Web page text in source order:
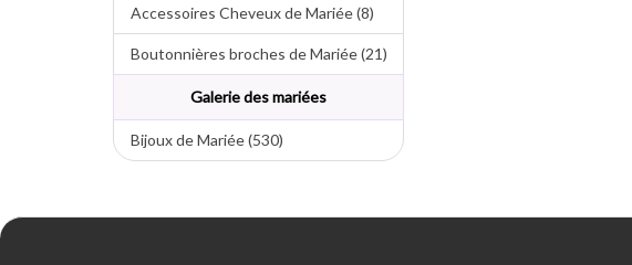
Accessoires Cheveux de Mariée (8)
Boutonnières broches de Mariée (21)
Galerie des mariées
Bijoux de Mariée (530)